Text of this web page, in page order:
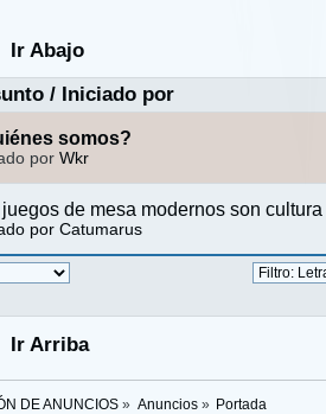
Ir Abajo
/ Iniciado por
somos?
por Wkr
juegos de mesa modernos son cultura
por Catumarus
Ir Arriba
DE ANUNCIOS» Anuncios» Portada